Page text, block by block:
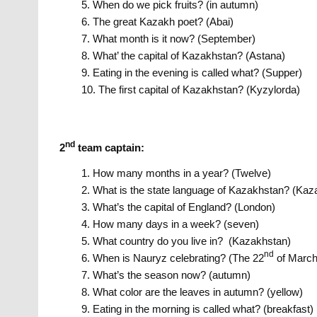
When do we pick fruits? (in autumn)
The great Kazakh poet? (Abai)
What month is it now? (September)
What’ the capital of Kazakhstan? (Astana)
Eating in the evening is called what? (Supper)
The first capital of Kazakhstan? (Kyzylorda)
2nd team captain:
How many months in a year? (Twelve)
What is the state language of Kazakhstan?
What’s the capital of England? (London)
How many days in a week? (seven)
What country do you live in? (Kazakhstan)
When is Nauryz celebrating? (The 22nd of
What’s the season now? (autumn)
What color are the leaves in autumn? (yellow)
Eating in the morning is called what? (breakfast)